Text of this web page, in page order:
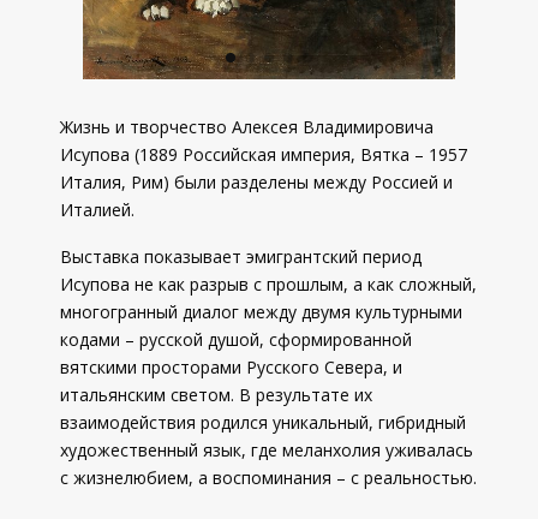
Жизнь и творчество Алексея Владимировича
Исупова (1889 Российская империя, Вятка – 1957
Италия, Рим) были разделены между Россией и
Италией.
Выставка показывает эмигрантский период
Исупова не как разрыв с прошлым, а как сложный,
многогранный диалог между двумя культурными
кодами – русской душой, сформированной
вятскими просторами Русского Севера, и
итальянским светом. В результате их
взаимодействия родился уникальный, гибридный
художественный язык, где меланхолия уживалась
с жизнелюбием, а воспоминания – с реальностью.